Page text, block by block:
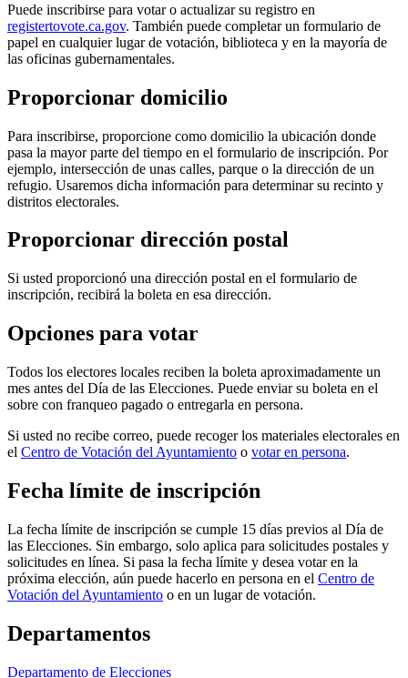
Puede inscribirse para votar o actualizar su registro en
registertovote.ca.gov. También puede completar un formulario de
papel en cualquier lugar de votación, biblioteca y en la mayoría de
las oficinas gubernamentales.
Proporcionar domicilio
Para inscribirse, proporcione como domicilio la ubicación donde
pasa la mayor parte del tiempo en el formulario de inscripción. Por
ejemplo, intersección de unas calles, parque o la dirección de un
refugio. Usaremos dicha información para determinar su recinto y
distritos electorales.
Proporcionar dirección postal
Si usted proporcionó una dirección postal en el formulario de
inscripción, recibirá la boleta en esa dirección.
Opciones para votar
Todos los electores locales reciben la boleta aproximadamente un
mes antes del Día de las Elecciones. Puede enviar su boleta en el
sobre con franqueo pagado o entregarla en persona.
Si usted no recibe correo, puede recoger los materiales electorales en
el Centro de Votación del Ayuntamiento o votar en persona.
Fecha límite de inscripción
La fecha límite de inscripción se cumple 15 días previos al Día de
las Elecciones. Sin embargo, solo aplica para solicitudes postales y
solicitudes en línea. Si pasa la fecha límite y desea votar en la
próxima elección, aún puede hacerlo en persona en el Centro de
Votación del Ayuntamiento o en un lugar de votación.
Departamentos
Departamento de Elecciones